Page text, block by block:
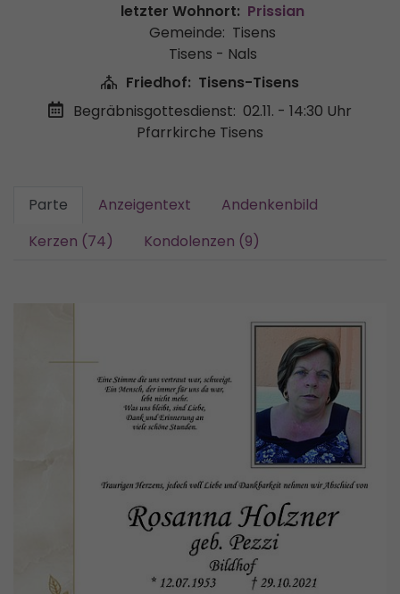
letzter Wohnort: Prissian
Gemeinde: Tisens
Tisens - Nals
Friedhof: Tisens-Tisens
Begräbnisgottesdienst: 02.11. - 14:30 Uhr
Pfarrkirche Tisens
Parte Anzeigentext
Andenkenbild
Kerzen (74)
Kondolenzen (9)